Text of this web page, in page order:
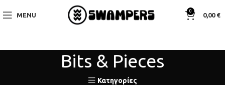
MENU
0
0,00 €
Bits & Pieces
Κατηγορίες